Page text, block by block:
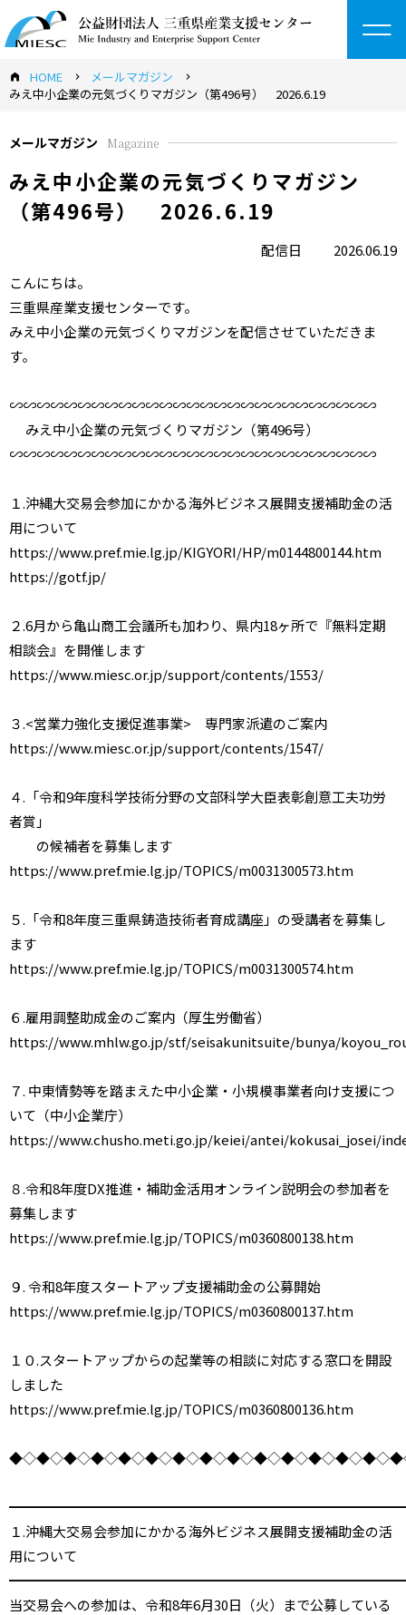
HOME
メールマガジン
みえ中小企業の元気づくりマガジン（第496号） 2026.6.19
メールマガジン Magazine
みえ中小企業の元気づくりマガジン
（第496号） 2026.6.19
配信日
2026.06.19
こんにちは。
三重県産業支援センターです。
みえ中小企業の元気づくりマガジンを配信させていただきま
す。
∽∽∽∽∽∽∽∽∽∽∽∽∽∽∽∽∽∽∽∽∽∽∽∽∽∽∽
みえ中小企業の元気づくりマガジン（第496号）
∽∽∽∽∽∽∽∽∽∽∽∽∽∽∽∽∽∽∽∽∽∽∽∽∽∽∽
１.沖縄大交易会参加にかかる海外ビジネス展開支援補助金の活
用について
https://www.pref.mie.lg.jp/KIGYORI/HP/m0144800144.htm
https://gotf.jp/
２.6月から亀山商工会議所も加わり、県内18ヶ所で『無料定期
相談会』を開催します
https://www.miesc.or.jp/support/contents/1553/
３.<営業力強化支援促進事業> 専門家派遣のご案内
https://www.miesc.or.jp/support/contents/1547/
４.「令和9年度科学技術分野の文部科学大臣表彰創意工夫功労
者賞」
の候補者を募集します
https://www.pref.mie.lg.jp/TOPICS/m0031300573.htm
５.「令和8年度三重県鋳造技術者育成講座」の受講者を募集し
ます
https://www.pref.mie.lg.jp/TOPICS/m0031300574.htm
６.雇用調整助成金のご案内（厚生労働省）
https://www.mhlw.go.jp/stf/seisakunitsuite/bunya/
７. 中東情勢等を踏まえた中小企業・小規模事業者向け支援につ
いて（中小企業庁）
https://www.chusho.meti.go.jp/keiei/antei/kokusai_josei/
８.令和8年度DX推進・補助金活用オンライン説明会の参加者を
募集します
https://www.pref.mie.lg.jp/TOPICS/m0360800138.htm
９. 令和8年度スタートアップ支援補助金の公募開始
https://www.pref.mie.lg.jp/TOPICS/m0360800137.htm
１０.スタートアップからの起業等の相談に対応する窓口を開設
しました
https://www.pref.mie.lg.jp/TOPICS/m0360800136.htm
１.沖縄大交易会参加にかかる海外ビジネス展開支援補助金の活
用について
当交易会への参加は、令和8年6月30日（火）まで公募している